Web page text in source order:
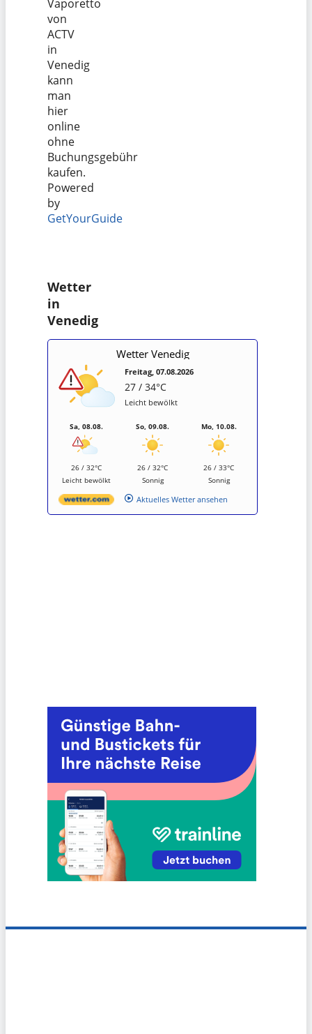
Vaporetto
von
ACTV
in
Venedig
kann
man
hier
online
ohne
Buchungsgebühr
kaufen.
Powered
by
GetYourGuide
Wetter
in
Venedig
Wetter Venedig
Freitag, 07.08.2026
27 / 34°C
Leicht bewölkt
Sa, 08.08.
26 / 32°C
Leicht bewölkt
So, 09.08.
26 / 32°C
Sonnig
Mo, 10.08.
26 / 33°C
Sonnig
Aktuelles Wetter ansehen